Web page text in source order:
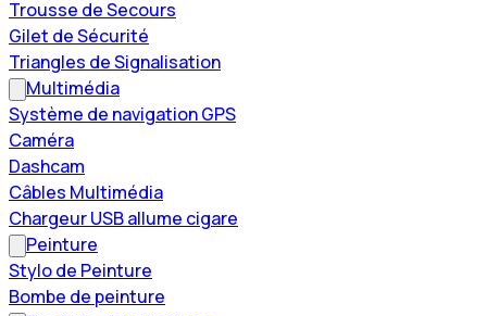
Trousse de Secours
Gilet de Sécurité
Triangles de Signalisation
Multimédia
Système de navigation GPS
Caméra
Dashcam
Câbles Multimédia
Chargeur USB allume cigare
Peinture
Stylo de Peinture
Bombe de peinture